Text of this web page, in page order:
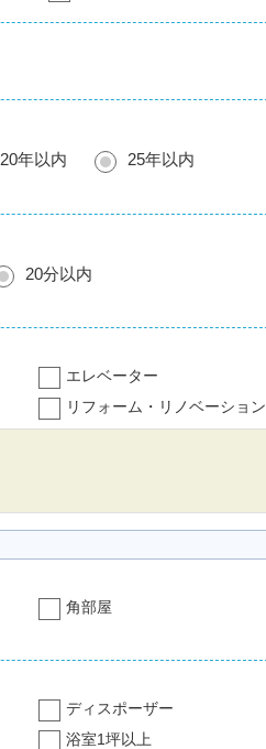
20年以内
25年以内
20分以内
エレベーター
リフォーム・リノベーション
角部屋
ディスポーザー
浴室1坪以上